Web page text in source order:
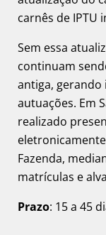
carnês de IPTU
Sem essa
continuam
antiga, gerando
autuações. Em
realizado
Fazenda,
matrículas e
Prazo: 15 a 45